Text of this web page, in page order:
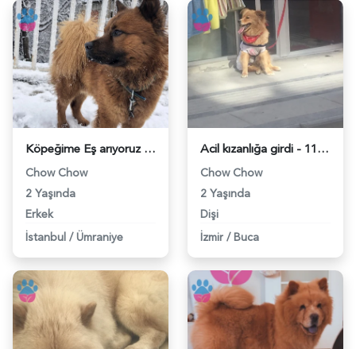
Köpeğime Eş arıyoruz - 118976616
Chow Chow
2 Yaşında
Erkek
İstanbul / Ümraniye
Acil kızanlığa girdi - 118973950
Chow Chow
2 Yaşında
Dişi
İzmir / Buca